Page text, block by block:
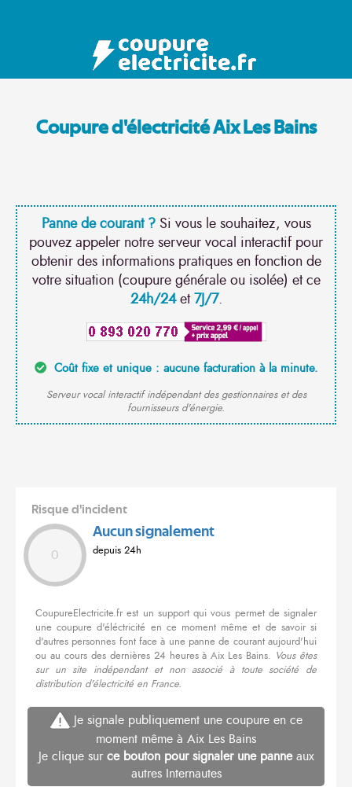
Coupure d'électricité Aix Les Bains
Panne de courant ?Si vous le souhaitez, vous
pouvez appeler notre serveur vocal interactif pour
obtenir des informations pratiques en fonction de
votre situation (coupure générale ou isolée) et ce
24h/24et7J/7.
Coût fixe et unique : aucune facturation à la minute.
Serveur vocal interactif indépendant des gestionnaires et des
fournisseurs d'énergie.
Risque d'incident
0
Aucun signalement
depuis 24h
CoupureElectricite.fr est un support qui vous permet de signaler
une coupure d'éléctricité en ce moment même et de savoir si
d'autres personnes font face à une panne de courant aujourd'hui
ou au cours des dernières 24 heures à Aix Les Bains. Vous êtes
sur un site indépendant et non associé à toute société de
distribution d'électricité en France.
Je signale publiquement une coupure en ce
moment même à Aix Les Bains
Je clique sur ce bouton pour signaler une panneaux
autres Internautes